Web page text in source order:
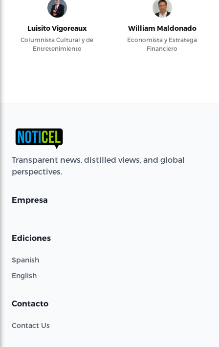
Luisito Vigoreaux
Columnista Cultural y de
Entretenimiento
William Maldonado
Economista y Estratega
Financiero
Transparent news, distilled views, and global
perspectives.
Empresa
Ediciones
Spanish
English
Contacto
Contact Us